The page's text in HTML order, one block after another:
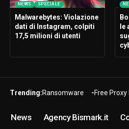
NEWS SPECIALE
Malwarebytes: Violazione
dati di Instagram, colpiti
17,5 milioni di utenti
le
Trending:Ransomware Free Proxy
News Agency Bismark.it